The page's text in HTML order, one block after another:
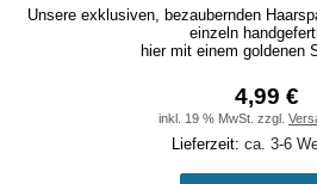
Unsere exklusiven, bezaubernden
einzeln
hier mit einem goldenen
4,99 €
inkl. 19 % MwSt. zzgl.
Lieferzeit: ca. 3-6